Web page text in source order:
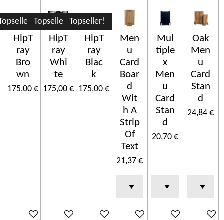
HipT
ray
Bro
wn
175,00 €
Añadir al carrito
Topseller!
HipT
ray
Whi
te
175,00 €
Añadir al carrito
Topseller!
HipT
ray
Blac
k
175,00 €
Añadir al carrito
Men
u
Card
Boar
d
Wit
h A
Strip
Of
Text
21,37 €
Añadir al carrito
Mul
tiple
x
Men
u
Card
Stan
d
20,70 €
Añadir al carrito
Oak
Men
u
Card
Stan
d
24,84 €
Añadir